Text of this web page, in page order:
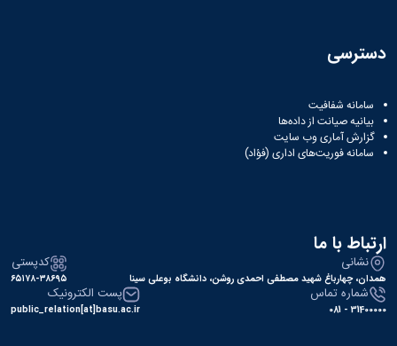
دسترسی
سامانه شفافیت
بیانیه صیانت از داده‌ها
گزارش آماری وب‌ سایت
سامانه فوریت‌های اداری (فؤاد)
ارتباط با ما
نشانی
همدان، چهارباغ شهید مصطفی احمدی روشن، دانشگاه بوعلی سینا
کدپستی
۶۵۱۷۸-۳۸۶۹۵
شماره تماس
31400000 - 081
پست الکترونیک
public_relation[at]basu.ac.ir